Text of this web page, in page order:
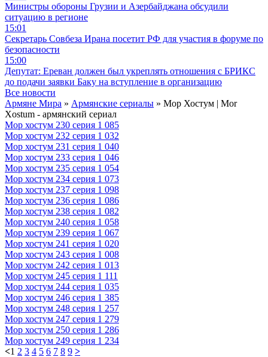
Министры обороны Грузии и Азербайджана обсудили
ситуацию в регионе
15:01
Секретарь Совбеза Ирана посетит РФ для участия в форуме по
безопасности
15:00
Депутат: Ереван должен был укреплять отношения с БРИКС
до подачи заявки Баку на вступление в организацию
Все новости
Армяне Мира » Армянские сериалы » Мор Хостум | Mor
Xostum - армянский сериал
Мор хостум 230 серия 1 085
Мор хостум 232 серия 1 032
Мор хостум 231 серия 1 040
Мор хостум 233 серия 1 046
Мор хостум 235 серия 1 054
Мор хостум 234 серия 1 073
Мор хостум 237 серия 1 098
Мор хостум 236 серия 1 086
Мор хостум 238 серия 1 082
Мор хостум 240 серия 1 058
Мор хостум 239 серия 1 067
Мор хостум 241 серия 1 020
Мор хостум 243 серия 1 008
Мор хостум 242 серия 1 013
Мор хостум 245 серия 1 111
Мор хостум 244 серия 1 035
Мор хостум 246 серия 1 385
Мор хостум 248 серия 1 257
Мор хостум 247 серия 1 279
Мор хостум 250 серия 1 286
Мор хостум 249 серия 1 234
<1 2 3 4 5 6 7 8 9 >